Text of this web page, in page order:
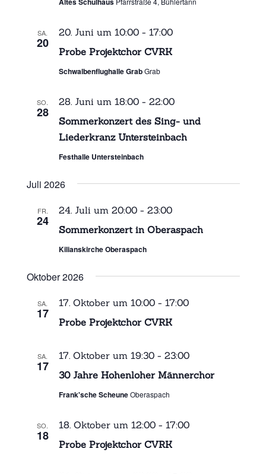
SA.
20
Probe Projektchor CVRK
20. Juni um 10:00- 17:00
Schwalbenflughalle GrabGrab
SO.
28
Sommerkonzert des Sing- und
Liederkranz Untersteinbach
28. Juni um 18:00- 22:00
Festhalle Untersteinbach
Juli 2026
FR.
24
Sommerkonzert in Oberaspach
24. Juli um 20:00- 23:00
Kilianskirche Oberaspach
Oktober 2026
SA.
17
Probe Projektchor CVRK
17. Oktober um 10:00- 17:00
SA.
17
30 Jahre Hohenloher Männerchor
17. Oktober um 19:30- 23:00
Frank'sche ScheuneOberaspach
SO.
18
Probe Projektchor CVRK
18. Oktober um 12:00- 17:00